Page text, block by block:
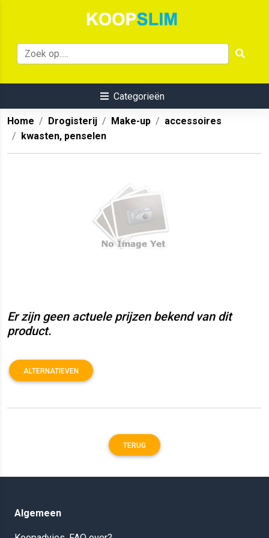
Categorieën
Home Drogisterij Make-up
accessoires
kwasten, penselen
Er zijn geen actuele prijzen bekend van dit
product.
ALTERNATIEVEN
TERUG
Algemeen